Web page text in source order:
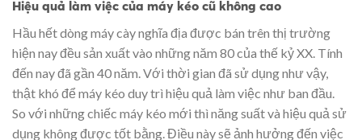
Hiệu quả làm việc của máy kéo cũ không cao
Hầu hết dòng máy cày nghĩa địa được bán trên thị trường
hiện nay đều sản xuất vào những năm 80 của thế kỷ XX. Tính
đến nay đã gần 40 năm. Với thời gian đã sử dụng như vậy,
thật khó để máy kéo duy trì hiệu quả làm việc như ban đầu.
So với những chiếc máy kéo mới thì năng suất và hiệu quả sử
dụng không được tốt bằng. Điều này sẽ ảnh hưởng đến việc